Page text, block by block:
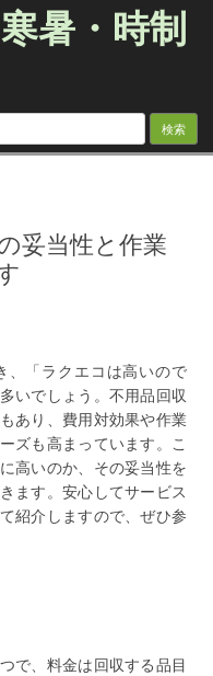
暑・時制
to content
妥当性と作業
、「ラクエコは高いので
いでしょう。不用品回収
あり、費用対効果や作業
ズも高まっています。こ
高いのか、その妥当性を
ます。安心してサービス
紹介しますので、ぜひ参
で、料金は回収する品目